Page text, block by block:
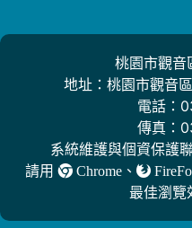
桃園市觀音
地址：桃園市觀音
電話：
傳真：
系統維護與個資保護
請用
Chrome、
最佳瀏覽